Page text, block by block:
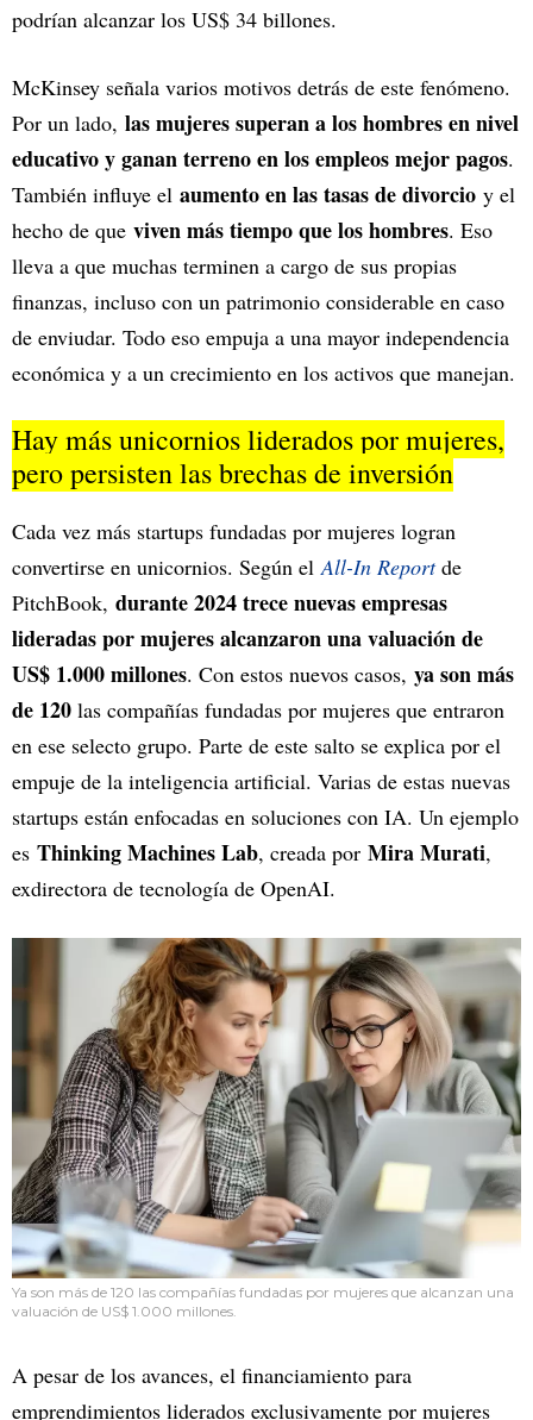
podrían alcanzar los US$ 34 billones.
McKinsey señala varios motivos detrás de este fenómeno.
Por un lado, las mujeres superan a los hombres en nivel
educativo y ganan terreno en los empleos mejor pagos.
También influye el aumento en las tasas de divorcio y el
hecho de que viven más tiempo que los hombres. Eso
lleva a que muchas terminen a cargo de sus propias
finanzas, incluso con un patrimonio considerable en caso
de enviudar. Todo eso empuja a una mayor independencia
económica y a un crecimiento en los activos que manejan.
Hay más unicornios liderados por mujeres,
pero persisten las brechas de inversión
Cada vez más startups fundadas por mujeres logran
convertirse en unicornios. Según elAll-In Reportde
PitchBook, durante 2024 trece nuevas empresas
lideradas por mujeres alcanzaron una valuación de
US$ 1.000 millones. Con estos nuevos casos, ya son más
de 120 las compañías fundadas por mujeres que entraron
en ese selecto grupo. Parte de este salto se explica por el
empuje de la inteligencia artificial. Varias de estas nuevas
startups están enfocadas en soluciones con IA. Un ejemplo
es Thinking Machines Lab, creada por Mira Murati,
exdirectora de tecnología de OpenAI.
Ya son más de 120 las compañías fundadas por mujeres que alcanzan una
valuación de US$ 1.000 millones.
A pesar de los avances, el financiamiento para
emprendimientos liderados exclusivamente por mujeres